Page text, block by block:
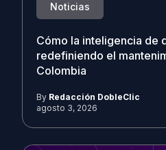
Noticias
Cómo la inteligencia de
redefiniendo el
Colombia
By Redacción DobleClic
agosto 3, 2026